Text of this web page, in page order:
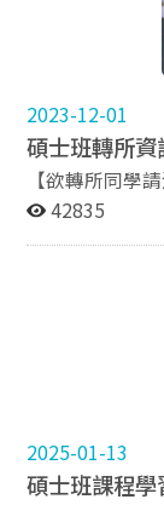
2023-12-01
碩士班轉所資
【欲轉所同學請注意】 ＊申請條件
修業第二學年
班歷年成績單
正在修習的課程。） 以上資料請在當學
5點前交至外交系辦，謝謝
https://
8D/
究所助教洽詢
42835
2025-01-13
碩士班課程